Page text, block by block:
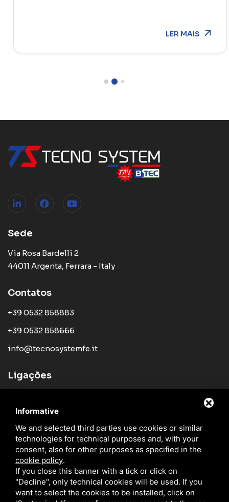
LER MAIS
Sede
Via Rosa Bardelli 2
44011 Argenta, Ferrara - Italy
Contatos
+39 0532 858883
+39 0532 858666
info@tecnosystemfe.it
Ligações
Produtos
Notícias
Rede de Vendas
Catalogos
Blog
Informative
We and selected third parties use cookies or similar
technologies for technical purposes and, with your
consent, also for other purposes as specified in the
cookie policy.
If you close this banner with a tick or click on
"Decline", only technical cookies will be used. If you
want to select the cookies to be installed, click on